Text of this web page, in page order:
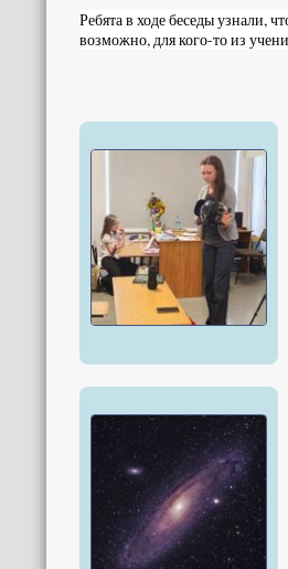
Ребята в ходе беседы узнали,
возможно, для кого-то из